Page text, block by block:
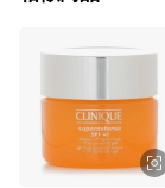
回饋。 5. 點數回饋
實際回饋請依LINE
ETMall站內之折扣
券等)，不具點數回
顯示為準。 7. LINE
殊活動時開放「回
計算，並依訂單成